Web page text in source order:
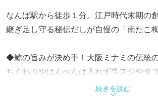
なんば駅から徒歩１分。江戸時代末期の創
継ぎ足し守る秘伝だしが自慢の「南たこ
◆鯨の旨みが決め手！大阪ミナミの伝統
ちくわぶやはんぺんは入れず牛スジやタコ
そして鯨の皮「ころ」や舌「さえずり」
続きを読む